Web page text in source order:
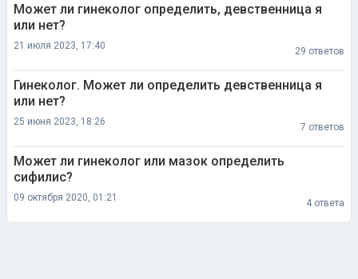
Может ли гинеколог определить, девственница я
или нет?
21 июля 2023, 17:40
29 ответов
Гинеколог. Может ли определить девственница я
или нет?
25 июня 2023, 18:26
7 ответов
Может ли гинеколог или мазок определить
сифилис?
09 октября 2020, 01:21
4 ответа